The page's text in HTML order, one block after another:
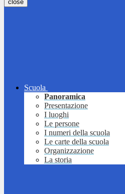
close
Scuola
Panoramica
Presentazione
I luoghi
Le persone
I numeri della scuola
Le carte della scuola
Organizzazione
La storia